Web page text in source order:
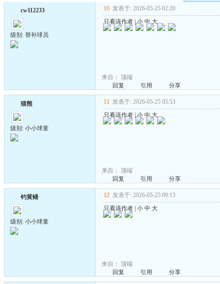
cw112233
级别: 替补球员
10 发表于: 2026-05-25 02:20
只看该作者 |小 中 大
来自： 顶端
回复
引用 分享
猫熊
级别: 小小球童
11 发表于: 2026-05-25 05:53
只看该作者 |小 中 大
来自： 顶端
回复
引用 分享
钓黄鳝
级别: 小小球童
12 发表于: 2026-05-25 09:13
只看该作者 小 中 大
来自： 顶端
回复
引用 分享